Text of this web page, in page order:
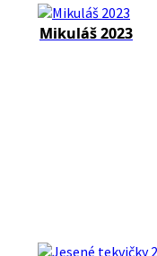
Mikuláš 2023